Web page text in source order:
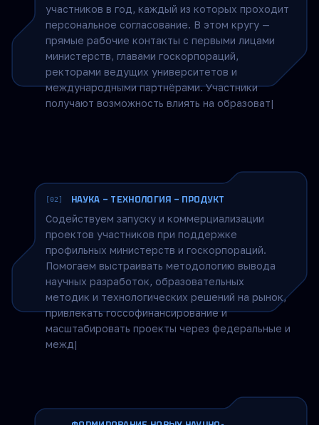
участников в год, каждый из которых проходит
персональное согласование. В этом кругу —
прямые рабочие контакты с первыми лицами
министерств, главами госкорпораций,
ректорами ведущих университетов и
международными партнёрами. Участники
получают возможность влиять на
[02] НАУКА — ТЕХНОЛОГИЯ — ПРОДУКТ
Содействуем запуску и коммерциализации
проектов участников при поддержке
профильных министерств и госкорпораций.
Помогаем выстраивать методологию вывода
научных разработок, образовательных
методик и технологических решений на рынок,
привлекать госсофинансирование и
совместные программы ДПО с МФТИ,
интеграция курсов в корпоративные